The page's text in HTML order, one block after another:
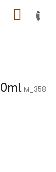
M_358